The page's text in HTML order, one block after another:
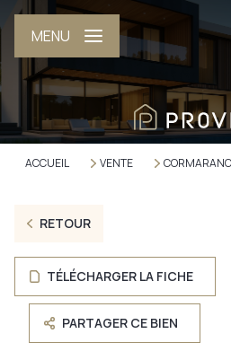
MENU
ACCUEIL VENTE
RETOUR
TÉLÉCHARGER LA FICHE
PARTAGER CE BIEN